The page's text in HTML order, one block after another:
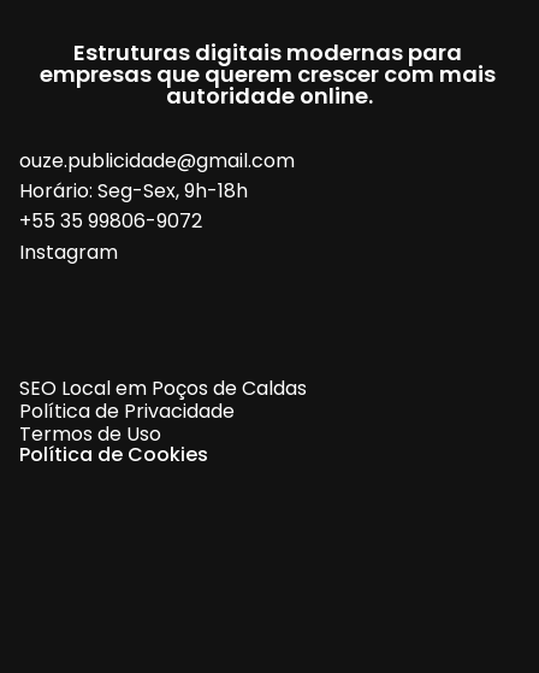
Estruturas digitais modernas para
empresas que querem crescer com mais
autoridade online.
ouze.publicidade@gmail.com
Horário: Seg-Sex, 9h-18h
+55 35 99806-9072
Instagram
SEO Local em Poços de Caldas
Política de Privacidade
Termos de Uso
Política de Cookies